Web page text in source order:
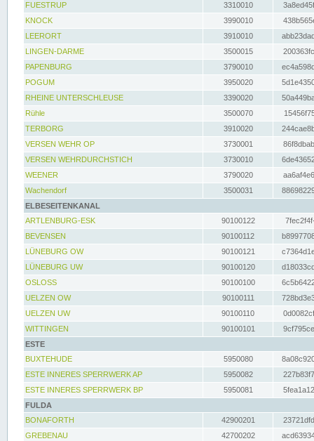
FUESTRUP
3310010
KNOCK
3990010
LEERORT
3910010
LINGEN-DARME
3500015
PAPENBURG
3790010
POGUM
3950020
RHEINE UNTERSCHLEUSE
3390020
Rühle
3500070
TERBORG
3910020
VERSEN WEHR OP
3730001
VERSEN WEHRDURCHSTICH
3730010
WEENER
3790020
Wachendorf
3500031
ELBESEITENKANAL
ARTLENBURG-ESK
90100122
BEVENSEN
90100112
LÜNEBURG OW
90100121
LÜNEBURG UW
90100120
OSLOSS
90100100
UELZEN OW
90100111
UELZEN UW
90100110
WITTINGEN
90100101
ESTE
BUXTEHUDE
5950080
ESTE INNERES SPERRWERK AP
5950082
ESTE INNERES SPERRWERK BP
5950081
FULDA
BONAFORTH
42900201
GREBENAU
42700202